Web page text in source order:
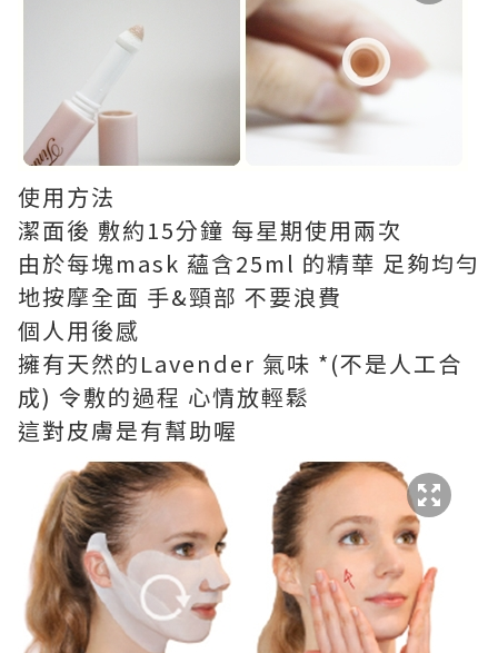
使用方法
潔面後 敷約15分鐘 每星期使用兩次
由於每塊mask 蘊含25ml 的精華 足夠均勻
地按摩全面 手&頸部 不要浪費
個人用後感
擁有天然的Lavender 氣味 *(不是人工合
成) 令敷的過程 心情放輕鬆
這對皮膚是有幫助喔